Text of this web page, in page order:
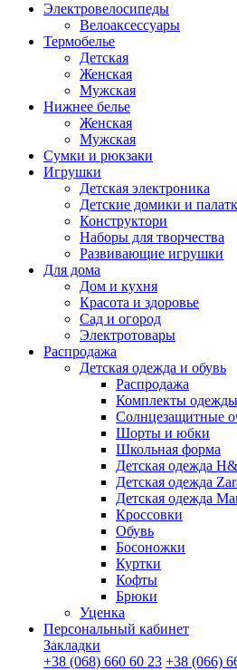
Электровелосипеды
Велоаксессуары
Термобелье
Детская
Женская
Мужская
Нижнее белье
Женская
Мужская
Сумки и рюкзаки
Игрушки
Детская электроника
Детские домики и
Конструктори
Наборы для творчества
Развивающие игрушки
Для дома
Дом и кухня
Красота и здоровье
Сад и огород
Электротовары
Распродажа
Детская одежда и обувь
Распродажа
Комплекты одежды
Солнцезащитные
Шорты и юбки
Школьная форма
Детская одежда
Детская одежда
Детская одежда
Кроссовки
Обувь
Босоножки
Куртки
Кофты
Брюки
Уценка
Персональный кабинет
Закладки
+38 (068) 660 60 23 +38 (066)